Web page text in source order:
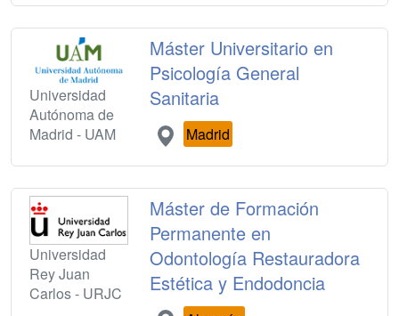
Universidad
Autónoma de
Madrid - UAM
Máster Universitario en
Psicología General
Sanitaria
Madrid
Universidad
Rey Juan
Carlos - URJC
Máster de Formación
Permanente en
Odontología Restauradora
Estética y Endodoncia